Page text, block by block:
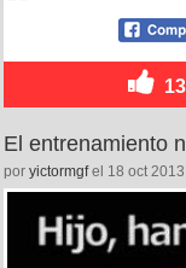
El entrenamiento
por yictormgfel 18 oct